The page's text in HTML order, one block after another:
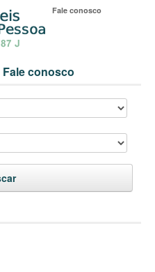
Fale conosco
Fale conosco